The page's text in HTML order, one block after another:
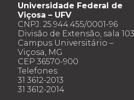
Universidade Federal de
Viçosa – UFV
CNPJ: 25.944.455/0001-96
Divisão de Extensão, sala 103
Campus Universitário –
Viçosa, MG
CEP 36570-900
Telefones:
31 3612-2013
31 3612-2014